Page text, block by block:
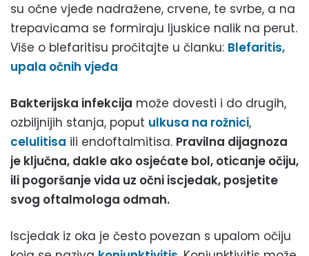
su očne vjeđe nadražene, crvene, te svrbe, a na
trepavicama se formiraju ljuskice nalik na perut.
Više o blefaritisu pročitajte u članku: Blefaritis,
upala očnih vjeđa
Bakterijska infekcija može dovesti i do drugih,
ozbiljnijih stanja, poput ulkusa na rožnici,
celulitisa ili endoftalmitisa. Pravilna dijagnoza
je ključna, dakle ako osjećate bol, oticanje očiju,
ili pogoršanje vida uz očni iscjedak, posjetite
svog oftalmologa odmah.
Iscjedak iz oka je često povezan s upalom očiju